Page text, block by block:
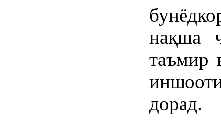
нақша
таъмир
дорад.